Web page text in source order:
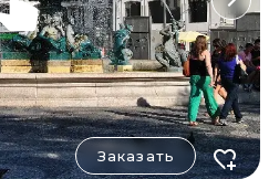
Заказать